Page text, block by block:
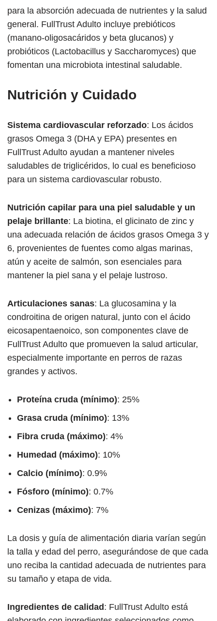
para la absorción adecuada de nutrientes y la salud
general. FullTrust Adulto incluye prebióticos
(manano-oligosacáridos y beta glucanos) y
probióticos (Lactobacillus y Saccharomyces) que
fomentan una microbiota intestinal saludable.
Nutrición y Cuidado
Sistema cardiovascular reforzado: Los ácidos
grasos Omega 3 (DHA y EPA) presentes en
FullTrust Adulto ayudan a mantener niveles
saludables de triglicéridos, lo cual es beneficioso
para un sistema cardiovascular robusto.
Nutrición capilar para una piel saludable y un
pelaje brillante: La biotina, el glicinato de zinc y
una adecuada relación de ácidos grasos Omega 3 y
6, provenientes de fuentes como algas marinas,
atún y aceite de salmón, son esenciales para
mantener la piel sana y el pelaje lustroso.
Articulaciones sanas: La glucosamina y la
condroitina de origen natural, junto con el ácido
eicosapentaenoico, son componentes clave de
FullTrust Adulto que promueven la salud articular,
especialmente importante en perros de razas
grandes y activos.
Proteína cruda (mínimo): 25%
Grasa cruda (mínimo): 13%
Fibra cruda (máximo): 4%
Humedad (máximo): 10%
Calcio (mínimo): 0.9%
Fósforo (mínimo): 0.7%
Cenizas (máximo): 7%
La dosis y guía de alimentación diaria varían según
la talla y edad del perro, asegurándose de que cada
uno reciba la cantidad adecuada de nutrientes para
su tamaño y etapa de vida.
Ingredientes de calidad: FullTrust Adulto está